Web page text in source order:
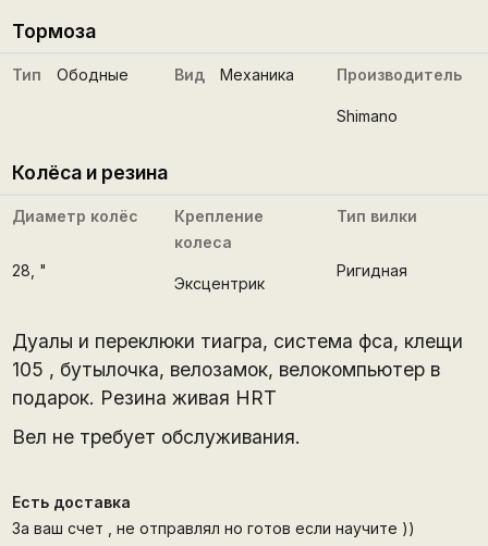
Тормоза
Тип Ободные Вид Механика Производитель
Shimano
Колёса и резина
Диаметр колёс
28 , "
Крепление
колеса
Эксцентрик
Тип вилки
Ригидная
Дуалы и переклюки тиагра, система фса, клещи
105 , бутылочка, велозамок, велокомпьютер в
подарок. Резина живая HRT
Вел не требует обслуживания.
Есть доставка
За ваш счет , не отправлял но готов если научите ))